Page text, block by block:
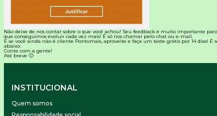
Não deixe de nos contar sobre o que você achou! Seu feedback é muito importante
que conseguimos evoluir cada vez mais! É só nos chamar pelo chat ou e-mail.
E se você ainda não é cliente Pontomais, aproveite e faça um teste grátis por 14 dias! É
abaixo:
Conte com a gente!
Até breve 🙂
INSTITUCIONAL
Quem somos